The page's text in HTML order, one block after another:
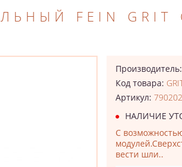
FEIN GRIT
Производитель:
Код товара:
Артикул:
НАЛИЧИЕ
С
вести шли..